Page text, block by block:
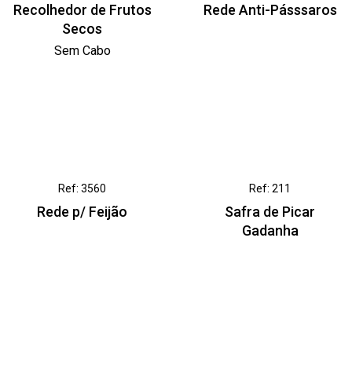
Recolhedor de Frutos
Secos
Sem Cabo
Rede Anti-Pásssaros
Ref: 3560
Rede p/ Feijão
Ref: 211
Safra de Picar
Gadanha